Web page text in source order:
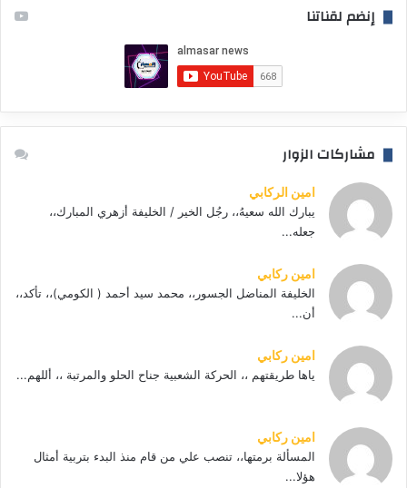
إنضم لقناتنا
مشاركات الزوار
امين الركابي
يبارك الله سعيهُ،، رجُل الخير / الخليفة أزهري المبارك،،
جعله...
امين ركابي
الخليفة المناضل الجسور،، محمد سيد أحمد ( الكومي)،، تأكد،،
أن...
امين ركابي
ياها طريقتهم ،، الحركة الشعبية جناح الحلو والمرتبة ،، أللهم...
امين ركابي
المسألة برمتها،، تنصب علي من قام منذ البدء بتربية أمثال
هؤلا...